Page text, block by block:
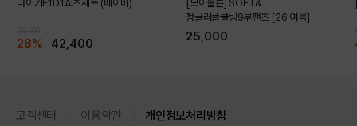
DETAILS
나이키E1D1쇼츠세트 (베이비)
28% 42,400
[모이몰른] SOFT&
정글러플쿨링9부팬츠 [26 여름]
25,000
고객센터 이용약관 개인정보처리방침